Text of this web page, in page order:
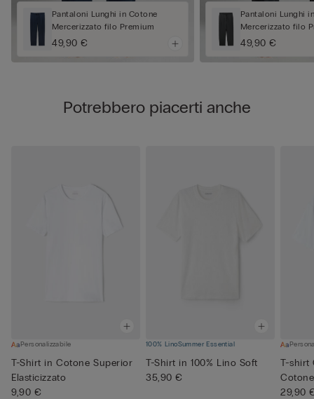
Pantaloni Lunghi in Cotone
Mercerizzato filo Premium
49,90 €
Pantaloni Lunghi
Mercerizzato filo
49,90 €
Potrebbero piacerti anche
Personalizzabile
T-Shirt in Cotone Superior
Elasticizzato
9,90 €
100% LinoSummer Essential
T-Shirt in 100% Lino Soft
35,90 €
T-shirt
Cotone
29,90